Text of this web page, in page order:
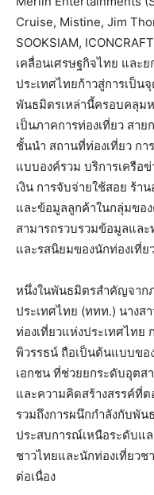
Cruise, Mistine, Jim
SOOKSIAM,
เคลื่อนเศรษฐกิจไทย และ
ประเทศไทยก้าวสู่การเป็น
พันธมิตรเหล่านี้ครอบคลุม
เป็นภาคการท่องเที่ยว สา
ชั้นนำ สถานที่ท่องเที่ยว ก
แบบองค์รวม บริการเครือ
เงิน การจับจ่ายใช้สอย ร้า
และข้อมูลลูกค้าในกลุ่มขอ
สามารถรวบรวมข้อมูลแล
และรสนิยมของนักท่องเที่ย
หนึ่งในพันธมิตรสำคัญจาก
ประเทศไทย (ททท.) นางส
ท่องเที่ยวแห่งประเทศไทย
พิวรรธน์ ถือเป็นต้นแบบขอ
เอกชน ที่ช่วยยกระดับอุตส
และความคิดสร้างสรรค์ที่
รวมถึงการผนึกกำลังกับพัน
ประสบการณ์เหนือระดับแ
ชาวไทยและนักท่องเที่ยวช
ต่อเนื่อง